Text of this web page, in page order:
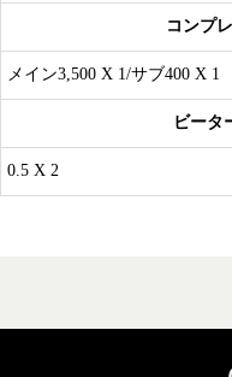
コンプ
メイン3,500 X 1/サブ400 X 1
ビータ
0.5 X 2